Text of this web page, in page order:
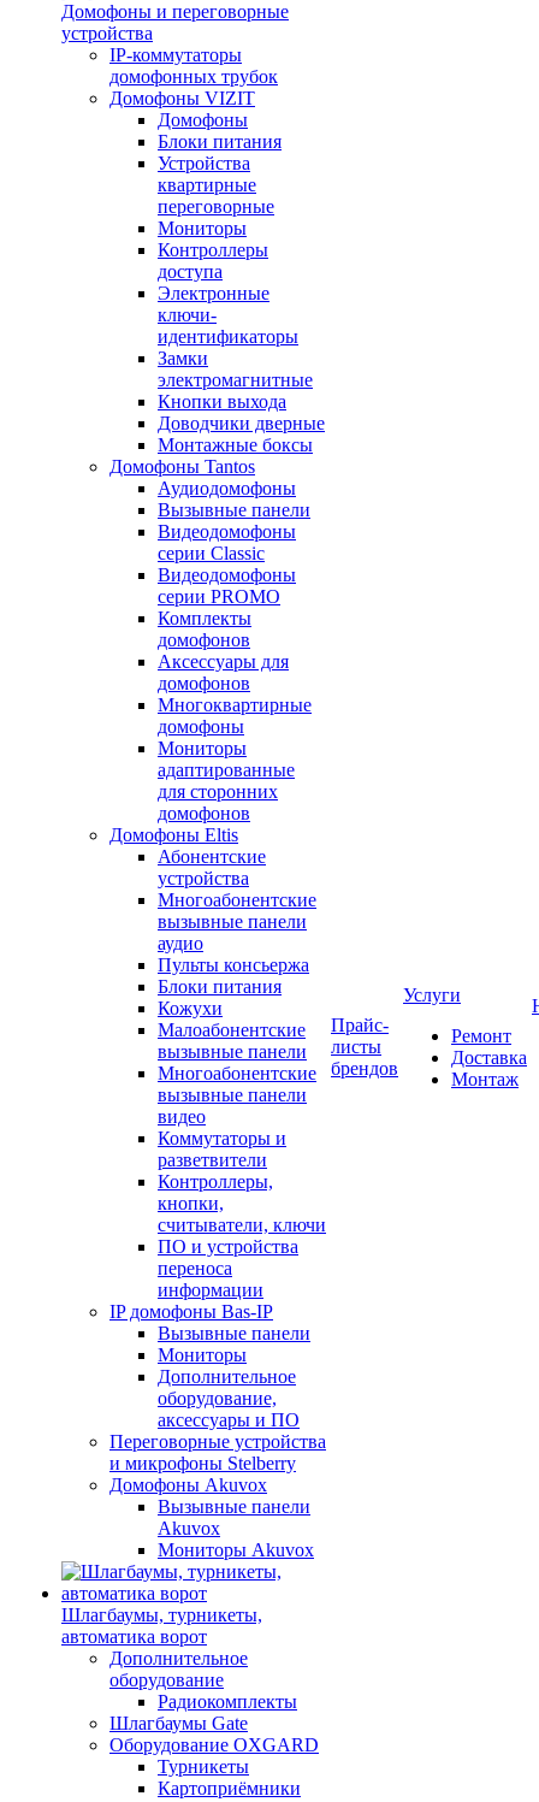
Домофоны и переговорные
устройства
IP-коммутаторы
домофонных трубок
Домофоны VIZIT
Домофоны
Блоки питания
Устройства
квартирные
переговорные
Мониторы
Контроллеры
доступа
Электронные
ключи-
идентификаторы
Замки
электромагнитные
Кнопки выхода
Доводчики дверные
Монтажные боксы
Домофоны Tantos
Аудиодомофоны
Вызывные панели
Видеодомофоны
серии Classic
Видеодомофоны
серии PROMO
Комплекты
домофонов
Аксессуары для
домофонов
Многоквартирные
домофоны
Мониторы
адаптированные
для сторонних
домофонов
Домофоны Eltis
Абонентские
устройства
Многоабонентские
вызывные панели
аудио
Пульты консьержа
Блоки питания
Кожухи
Малоабонентские
вызывные панели
Многоабонентские
вызывные панели
видео
Коммутаторы и
разветвители
Контроллеры,
кнопки,
считыватели, ключи
ПО и устройства
переноса
информации
IP домофоны Bas-IP
Вызывные панели
Мониторы
Дополнительное
оборудование,
аксессуары и ПО
Переговорные устройства
и микрофоны Stelberry
Домофоны Akuvox
Вызывные панели
Akuvox
Мониторы Akuvox
Шлагбаумы, турникеты,
автоматика ворот
Дополнительное
оборудование
Радиокомплекты
Шлагбаумы Gate
Оборудование OXGARD
Турникеты
Картоприёмники
Прайс-
листы
брендов
Услуги
Ремонт
Доставка
Монтаж